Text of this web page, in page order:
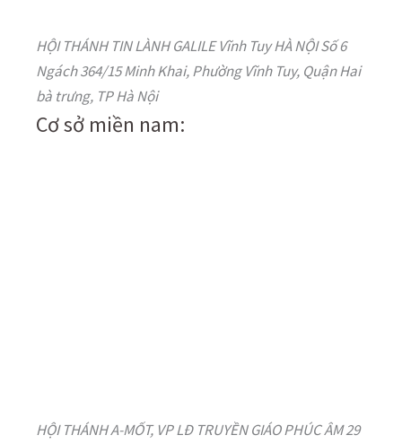
HỘI THÁNH TIN LÀNH GALILE Vĩnh Tuy HÀ NỘI Số 6
Ngách 364/15 Minh Khai, Phường Vĩnh Tuy, Quận Hai
bà trưng, TP Hà Nội
Cơ sở miền nam:
HỘI THÁNH A-MỐT, VP LĐ TRUYỀN GIÁO PHÚC ÂM 29